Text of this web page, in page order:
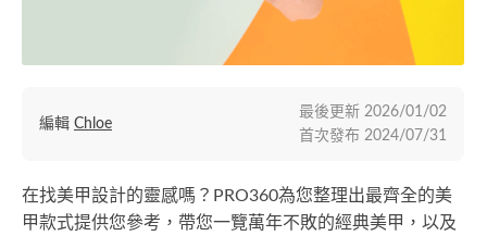
在找美甲設計的靈感嗎？PRO360為您整理出最齊全的美
甲款式提供您參考，帶您一覽萬年不敗的經典美甲，以及
編輯 Chloe
最後更新 2026/01/02
首次發布 2024/07/31